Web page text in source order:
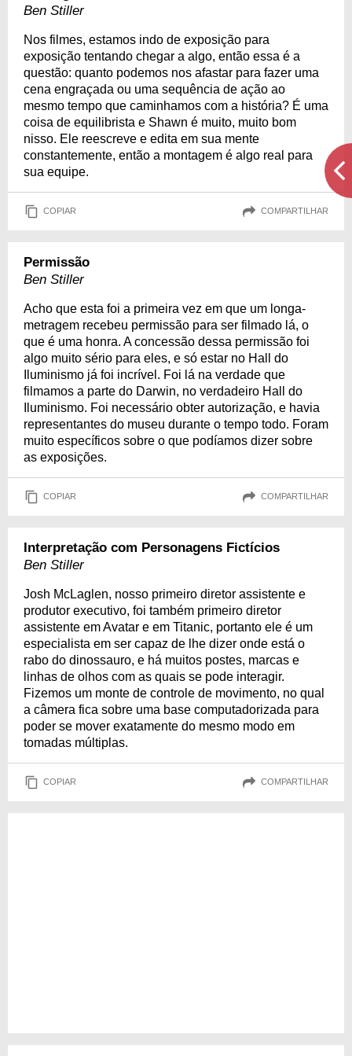
Ben Stiller
Nos filmes, estamos indo de exposição para
exposição tentando chegar a algo, então essa é a
questão: quanto podemos nos afastar para fazer uma
cena engraçada ou uma sequência de ação ao
mesmo tempo que caminhamos com a história? É uma
coisa de equilibrista e Shawn é muito, muito bom
nisso. Ele reescreve e edita em sua mente
constantemente, então a montagem é algo real para
sua equipe.
COPIAR COMPARTILHAR
Permissão
Ben Stiller
Acho que esta foi a primeira vez em que um longa-
metragem recebeu permissão para ser filmado lá, o
que é uma honra. A concessão dessa permissão foi
algo muito sério para eles, e só estar no Hall do
Iluminismo já foi incrível. Foi lá na verdade que
filmamos a parte do Darwin, no verdadeiro Hall do
Iluminismo. Foi necessário obter autorização, e havia
representantes do museu durante o tempo todo. Foram
muito específicos sobre o que podíamos dizer sobre
as exposições.
COPIAR COMPARTILHAR
Interpretação com Personagens Fictícios
Ben Stiller
Josh McLaglen, nosso primeiro diretor assistente e
produtor executivo, foi também primeiro diretor
assistente em Avatar e em Titanic, portanto ele é um
especialista em ser capaz de lhe dizer onde está o
rabo do dinossauro, e há muitos postes, marcas e
linhas de olhos com as quais se pode interagir.
Fizemos um monte de controle de movimento, no qual
a câmera fica sobre uma base computadorizada para
poder se mover exatamente do mesmo modo em
tomadas múltiplas.
COPIAR COMPARTILHAR